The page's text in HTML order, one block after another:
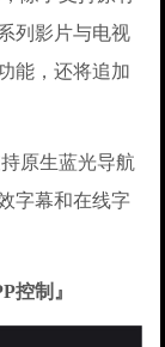
列影片与电视
能，还将追加
原生蓝光导航
字幕和在线字
控制』